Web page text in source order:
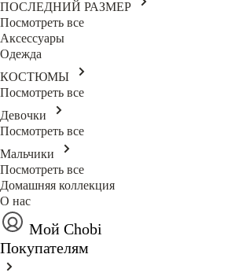
ПОСЛЕДНИЙ РАЗМЕР
Посмотреть все
Аксессуары
Одежда
КОСТЮМЫ
Посмотреть все
Девочки
Посмотреть все
Мальчики
Посмотреть все
Домашняя коллекция
О нас
Мой Chobi
Покупателям